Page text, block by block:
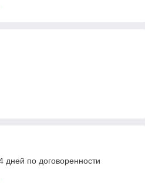
дней по договоренности